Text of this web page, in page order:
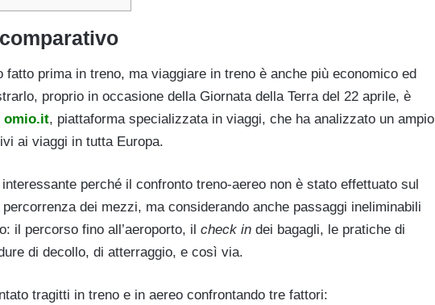
fatto prima in treno, ma viaggiare in treno è anche più economico ed
proprio in occasione della Giornata della Terra del 22 aprile, è
omio.it, piattaforma specializzata in viaggi, che ha analizzato un ampio
ai viaggi in tutta Europa.
perché il confronto treno-aereo non è stato effettuato sul
dei mezzi, ma considerando anche passaggi ineliminabili
il percorso fino all’aeroporto, il check in dei bagagli, le pratiche di
di decollo, di atterraggio, e così via.
tragitti in treno e in aereo confrontando tre fattori: